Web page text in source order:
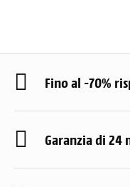
Fino al -70%
Garanzia di 24